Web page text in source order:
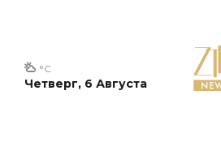
Четверг, 6 Августа
°C